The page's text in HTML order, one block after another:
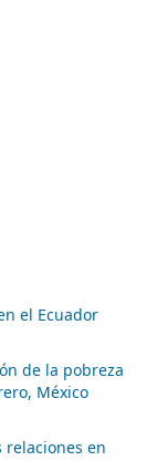
el Ecuador
de la pobreza
México
en